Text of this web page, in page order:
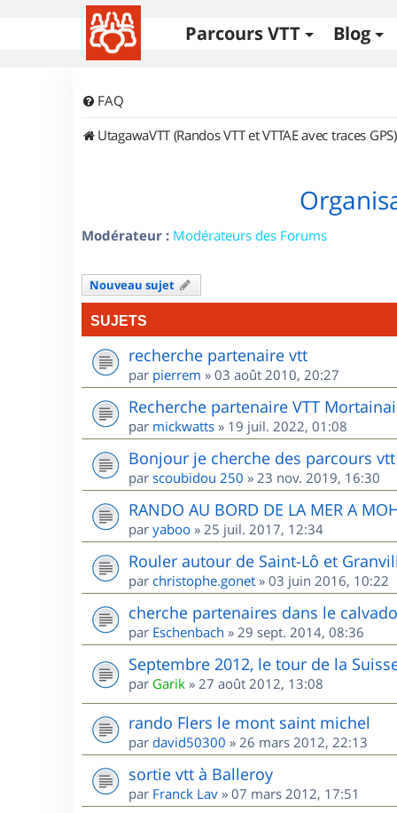
Parcours VTT Blog
FAQ
UtagawaVTT (Randos VTT et VTTAE avec traces GPS)
Modérateur : Modérateurs des Forums
Nouveau sujet
SUJETS
recherche partenaire vtt
par pierrem » 03 août 2010, 20:27
Recherche partenaire VTT
par mickwatts » 19 juil. 2022, 01:08
Bonjour je cherche des parcours
par scoubidou 250 » 23 nov. 2019, 16:30
RANDO AU BORD DE LA MER A
par yaboo » 25 juil. 2017, 12:34
Rouler autour de Saint-Lô et
par christophe.gonet » 03 juin 2016, 10:22
cherche partenaires dans le
par Eschenbach » 29 sept. 2014, 08:36
Septembre 2012, le tour de la
par Garik » 27 août 2012, 13:08
rando Flers le mont saint michel
par david50300 » 26 mars 2012, 22:13
sortie vtt à Balleroy
par Franck Lav » 07 mars 2012, 17:51